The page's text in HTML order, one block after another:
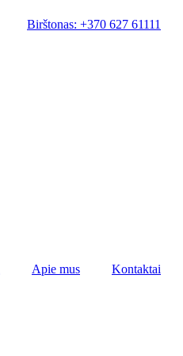
Birštonas: +370 627 61111
Apie mus Kontaktai